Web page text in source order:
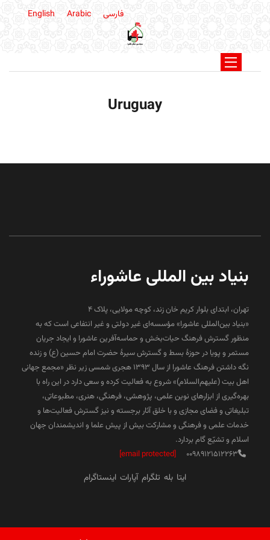
فارسی English Arabic
Uruguay
بنیاد بین المللی عاشوراء
تهران، ابتدای بلوار کریم خان زند، کوچه مولایی، پلاک 4
«بنیاد بین‌المللی عاشورا» مؤسسه‌ای غیر دولتی و غیر انتفاعی است که به
منظور گسترش فرهنگ حیات‌بخش و حماسه‌آفرین عاشورا و ایجاد جریان
مستمر و پویا در حوزۀ بسط و گسترش سیرۀ حضرت امام حسین (ع) و زنده
نگه داشتن فرهنگ عاشورا از سال ۱۳۹۳ هجری شمسی زیر نظر «مجمع جهانی
اهل بیت (علیهم‌السلام)» شروع به فعالیت کرده و سعی دارد در این راه با
بهره‌گیری از ابزارهای نوین علمی، پژوهشی، فرهنگی، هنری، مطبوعاتی،
تبلیغاتی و فضای مجازی و با خلق آثار برجسته و نیز گسترش فعالیت‌ها و
خدمات علمی و فرهنگی و مشارکت بیش از پیش علما و اندیشمندان جهان
اسلام و تشیّع گام بردارد.
00989121512263
[email protected]
ایتا بله تلگرام آپارات اینستاگرام